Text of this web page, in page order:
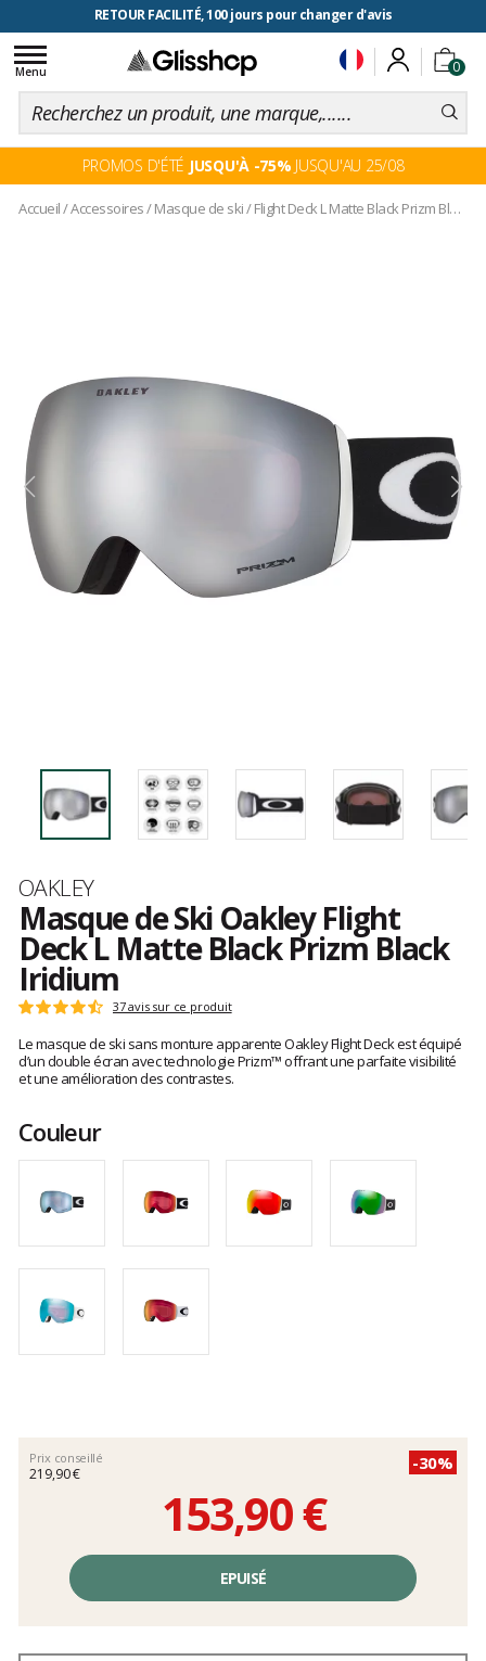
RETOUR FACILITÉ, 100 jours pour changer d'avis
0
Toggle
navigation
Menu
PROMOS D'ÉTÉ JUSQU'À -75% JUSQU'AU 25/08
Accueil/Accessoires/Masque de ski/Flight Deck L Matte Black Prizm Black Iridium
Marque
OAKLEY
Masque de Ski Oakley Flight
Deck L Matte Black Prizm Black
Iridium
Les
clients
Note
:
4.7
sur
37 avis sur ce produit
Le masque de ski sans monture apparente Oakley Flight Deck est équipé
d’un double écran avec technologie Prizm™ offrant une parfaite visibilité
et une amélioration des contrastes.
Couleur
Prix conseillé
219,90 €
-30%
153,90 €
unitaire,
EPUISÉ